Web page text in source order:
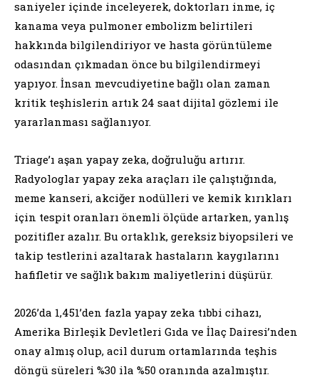
saniyeler içinde inceleyerek, doktorları inme, iç
kanama veya pulmoner embolizm belirtileri
hakkında bilgilendiriyor ve hasta görüntüleme
odasından çıkmadan önce bu bilgilendirmeyi
yapıyor. İnsan mevcudiyetine bağlı olan zaman
kritik teşhislerin artık 24 saat dijital gözlemi ile
yararlanması sağlanıyor.
Triage’ı aşan yapay zeka, doğruluğu artırır.
Radyologlar yapay zeka araçları ile çalıştığında,
meme kanseri, akciğer nodülleri ve kemik kırıkları
için tespit oranları önemli ölçüde artarken, yanlış
pozitifler azalır. Bu ortaklık, gereksiz biyopsileri ve
takip testlerini azaltarak hastaların kaygılarını
hafifletir ve sağlık bakım maliyetlerini düşürür.
2026’da 1,451’den fazla yapay zeka tıbbi cihazı,
Amerika Birleşik Devletleri Gıda ve İlaç Dairesi’nden
onay almış olup, acil durum ortamlarında teşhis
döngü süreleri %30 ila %50 oranında azalmıştır.